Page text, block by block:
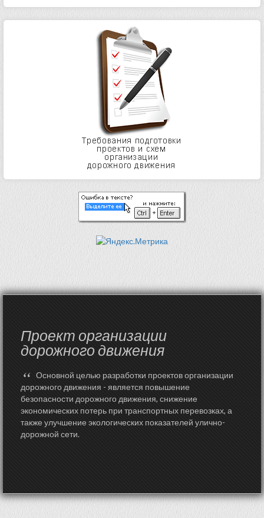
Проект организации
дорожного движения
“ Основной целью разработки проектов организации
дорожного движения - является повышение
безопасности дорожного движения, снижение
экономических потерь при транспортных перевозках, а
также улучшение экологических показателей улично-
дорожной сети.